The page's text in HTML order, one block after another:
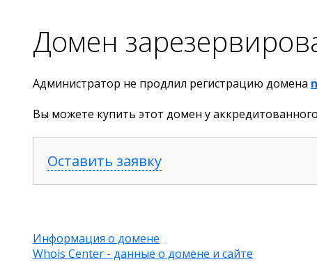
Домен
Администратор не продлил регистрацию домена
Вы можете купить этот домен у
Оставить заявку
Информация о домене
Whois Center - данные о домене и сайте